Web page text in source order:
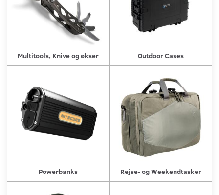
Multitools, Knive og økser Outdoor Cases
Powerbanks Rejse- og Weekendtasker